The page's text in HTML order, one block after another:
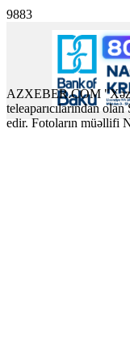
9883
AZXEBER.COM
teleaparıcılarından
edir. Fotoların müəllifi